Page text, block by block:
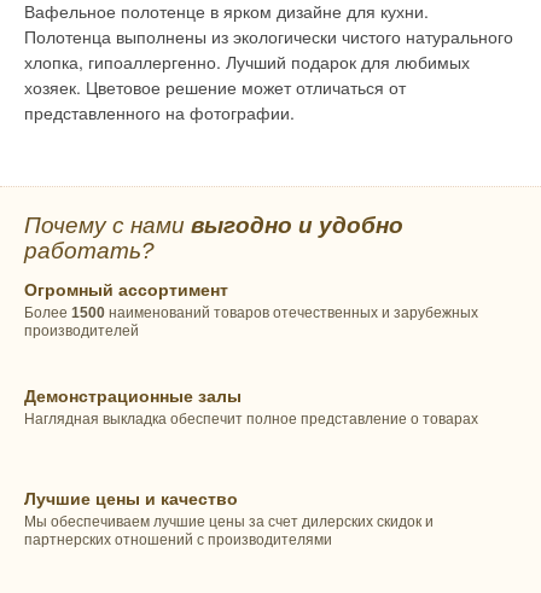
Вафельное полотенце в ярком дизайне для кухни.
Полотенца выполнены из экологически чистого натурального
хлопка, гипоаллергенно. Лучший подарок для любимых
хозяек. Цветовое решение может отличаться от
представленного на фотографии.
Почему с нами выгодно и удобно
работать?
Огромный ассортимент
Более 1500 наименований товаров отечественных и зарубежных
производителей
Демонстрационные залы
Наглядная выкладка обеспечит полное представление о товарах
Лучшие цены и качество
Мы обеспечиваем лучшие цены за счет дилерских скидок и
партнерских отношений с производителями